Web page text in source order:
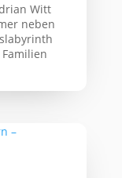
Witt
neben